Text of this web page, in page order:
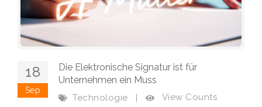
18
Sep
Die Elektronische Signatur ist für
Unternehmen ein Muss
Technologie |
View Counts